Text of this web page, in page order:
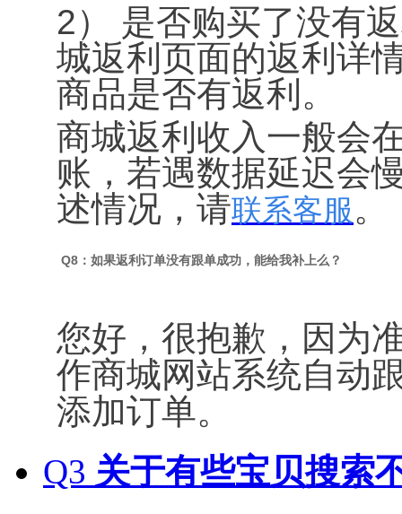
2） 是否购买了没有
城返利页面的返利详
商品是否有返利。
商城返利收入一般会
账，若遇数据延迟会
述情况，请联系客服 。
Q8：如果返利订单没有跟单成功，能给我补上么？
您好，很抱歉，因为
作商城网站系统自动
添加订单。
Q3 关于有些宝贝搜索